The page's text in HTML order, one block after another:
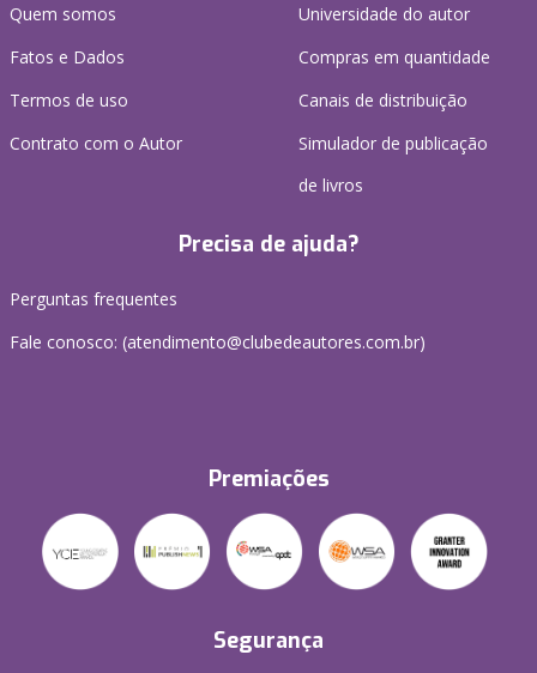
Quem somos
Fatos e Dados
Termos de uso
Contrato com o Autor
Universidade do autor
Compras em quantidade
Canais de distribuição
Simulador de publicação
de livros
Precisa de ajuda?
Perguntas frequentes
Fale conosco: (atendimento@clubedeautores.com.br)
Premiações
Segurança